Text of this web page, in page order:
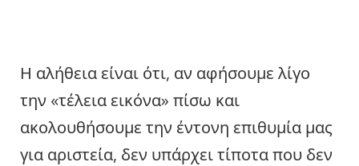
Η αλήθεια είναι ότι, αν αφήσουμε λίγο
την «τέλεια εικόνα» πίσω και
ακολουθήσουμε την έντονη επιθυμία μας
για αριστεία, δεν υπάρχει τίποτα που δεν